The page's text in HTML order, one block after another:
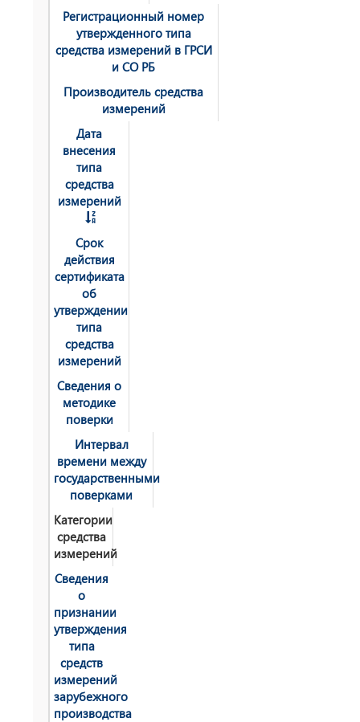
Регистрационный номер
утвержденного типа
средства измерений в ГРСИ
и СО РБ
Производитель средства
измерений
Дата
внесения
типа
средства
измерений
Срок
действия
сертификата
об
утверждении
типа
средства
измерений
Сведения о
методике
поверки
Интервал
времени между
государственными
поверками
Категории
средства
измерений
Сведения
о
признании
утверждения
типа
средств
измерений
зарубежного
производства